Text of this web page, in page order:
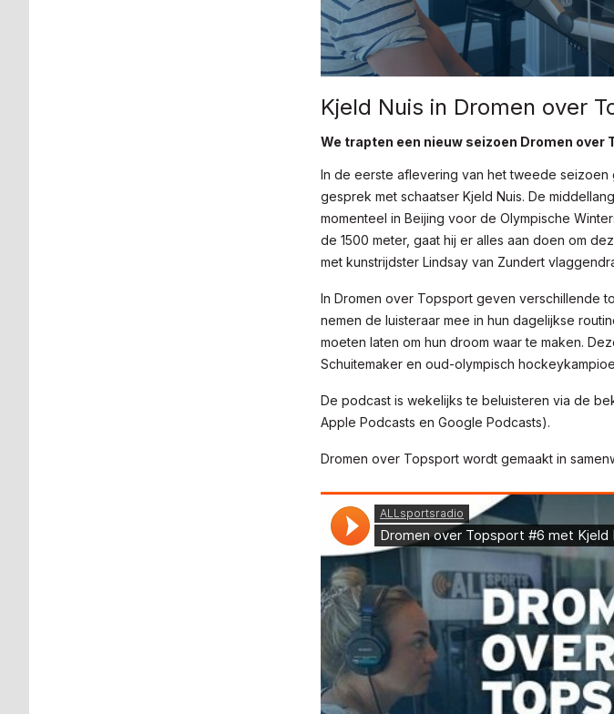
Kjeld Nuis in Dromen over
We trapten een nieuw seizoen Dromen
In de eerste aflevering van het tweede seizoen
gesprek met schaatser Kjeld Nuis. De
momenteel in Beijing voor de Olympische
de 1500 meter, gaat hij er alles aan doen om
met kunstrijdster Lindsay van Zundert
In Dromen over Topsport geven verschillende
nemen de luisteraar mee in hun dagelijkse
moeten laten om hun droom waar te maken.
Schuitemaker en oud-olympisch
De podcast is wekelijks te beluisteren via de
Apple Podcasts en Google Podcasts).
Dromen over Topsport wordt gemaakt in